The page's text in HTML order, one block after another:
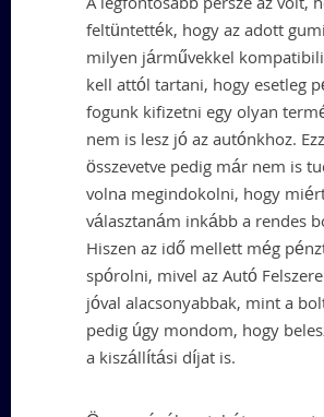
A legfontosabb persze az volt,
feltüntették, hogy az adott
milyen járművekkel
kell attól tartani, hogy esetleg
fogunk kifizetni egy olyan
nem is lesz jó az autónkhoz.
összevetve pedig már nem is
volna megindokolni, hogy
választanám inkább a rendes
Hiszen az idő mellett még
spórolni, mivel az Autó
jóval alacsonyabbak, mint a
pedig úgy mondom, hogy
a kiszállítási díjat is.